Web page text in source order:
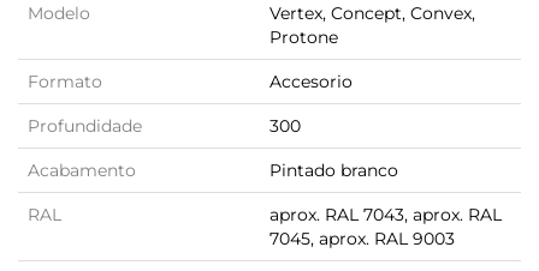
Modelo
Vertex, Concept, Convex,
Protone
Formato Accesorio
Profundidade 300
Acabamento Pintado branco
RAL
aprox. RAL 7043, aprox. RAL
7045, aprox. RAL 9003